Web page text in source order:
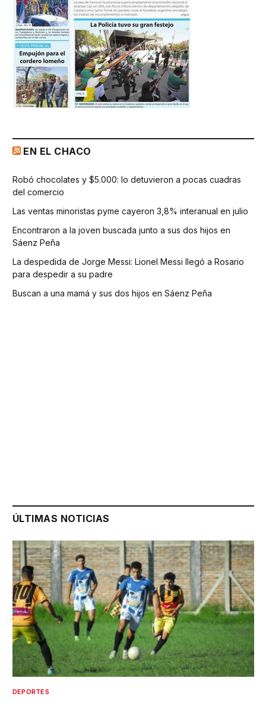
EN EL CHACO
Robó chocolates y $5.000: lo detuvieron a pocas cuadras
del comercio
Las ventas minoristas pyme cayeron 3,8% interanual en julio
Encontraron a la joven buscada junto a sus dos hijos en
Sáenz Peña
La despedida de Jorge Messi: Lionel Messi llegó a Rosario
para despedir a su padre
Buscan a una mamá y sus dos hijos en Sáenz Peña
ÚLTIMAS NOTICIAS
DEPORTES